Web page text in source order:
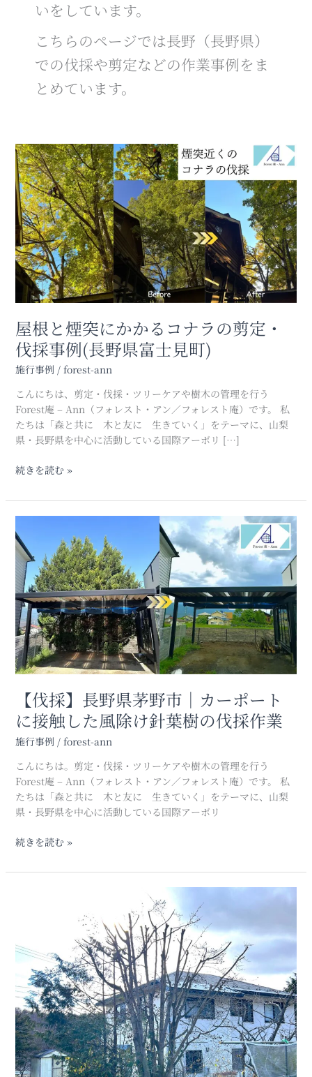
いをしています。
こちらのページでは長野（長野県）
での伐採や剪定などの作業事例をま
とめています。
屋根と煙突にかかるコナラの剪定・
伐採事例(長野県富士見町)
施行事例 / forest-ann
こんにちは、剪定・伐採・ツリーケアや樹木の管理を行う
Forest庵 – Ann（フォレスト・アン／フォレスト庵）です。 私
たちは「森と共に 木と友に 生きていく」をテーマに、山梨
県・長野県を中心に活動している国際アーボリ […]
屋
根
と
煙
突
に
か
か
る
ナ
ラ
の
剪
定・
採
事
例
(長
県
士
見
町)
続きを読む »
【伐採】長野県茅野市｜カーポート
に接触した風除け針葉樹の伐採作業
施行事例 / forest-ann
こんにちは。剪定・伐採・ツリーケアや樹木の管理を行う
Forest庵 – Ann（フォレスト・アン／フォレスト庵）です。 私
たちは「森と共に 木と友に 生きていく」をテーマに、山梨
県・長野県を中心に活動している国際アーボリ
採】
長
野
県
茅
野
市
｜
カ
ー
ト
に
触
し
た
風
け
葉
作
続きを読む »
定】
さ
を
抑
え
て
安